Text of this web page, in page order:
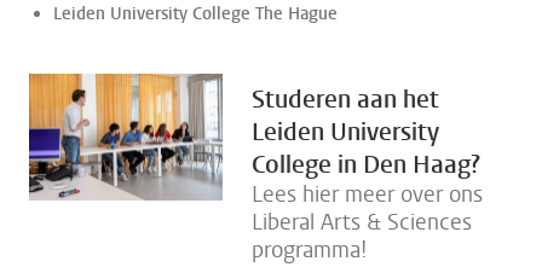
Leiden University College The Hague
Studeren aan het
Leiden University
College in Den Haag?
Lees hier meer over ons
Liberal Arts & Sciences
programma!